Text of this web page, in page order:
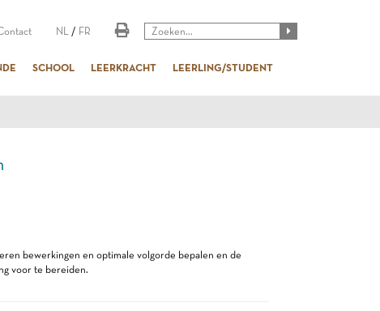
NL / FR
SCHOOL LEERKRACHT LEERLING/STUDENT
bewerkingen en optimale volgorde bepalen en de
voor te bereiden.